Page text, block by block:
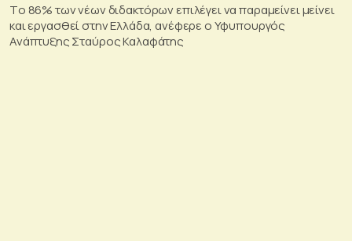
Tο 86% των νέων διδακτόρων επιλέγει να παραμείνει μείνει
και εργασθεί στην Ελλάδα, ανέφερε ο Υφυπουργός
Ανάπτυξης Σταύρος Καλαφάτης